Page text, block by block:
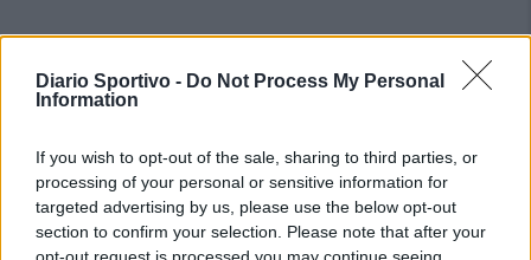
Diario Sportivo - Do Not Process My Personal
Information
If you wish to opt-out of the sale, sharing to third parties, or
processing of your personal or sensitive information for
targeted advertising by us, please use the below opt-out
section to confirm your selection. Please note that after your
opt-out request is processed you may continue seeing
doppietta di Tapparello
8 Ago 2026
Il Latte Dolce prende Dumani dalla Torres,